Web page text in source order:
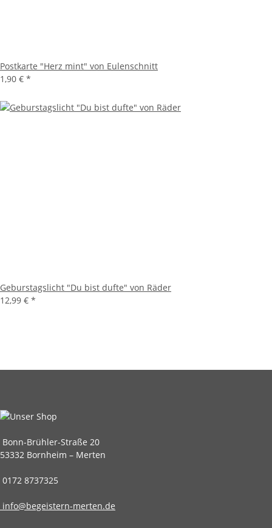
Postkarte "Herz mint" von Eulenschnitt
1,90 € *
Geburstagslicht "Du bist dufte" von Räder
12,99 € *
Bonn-Brühler-Straße 20
53332 Bornheim – Merten
0172 8737325
info@begeistern-merten.de